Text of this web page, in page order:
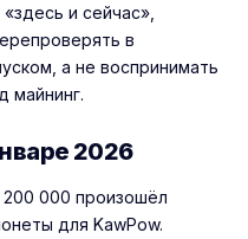
и сейчас»,
в
а не воспринимать
майнинг.
2026
200 000 произошёл
для KawPow.